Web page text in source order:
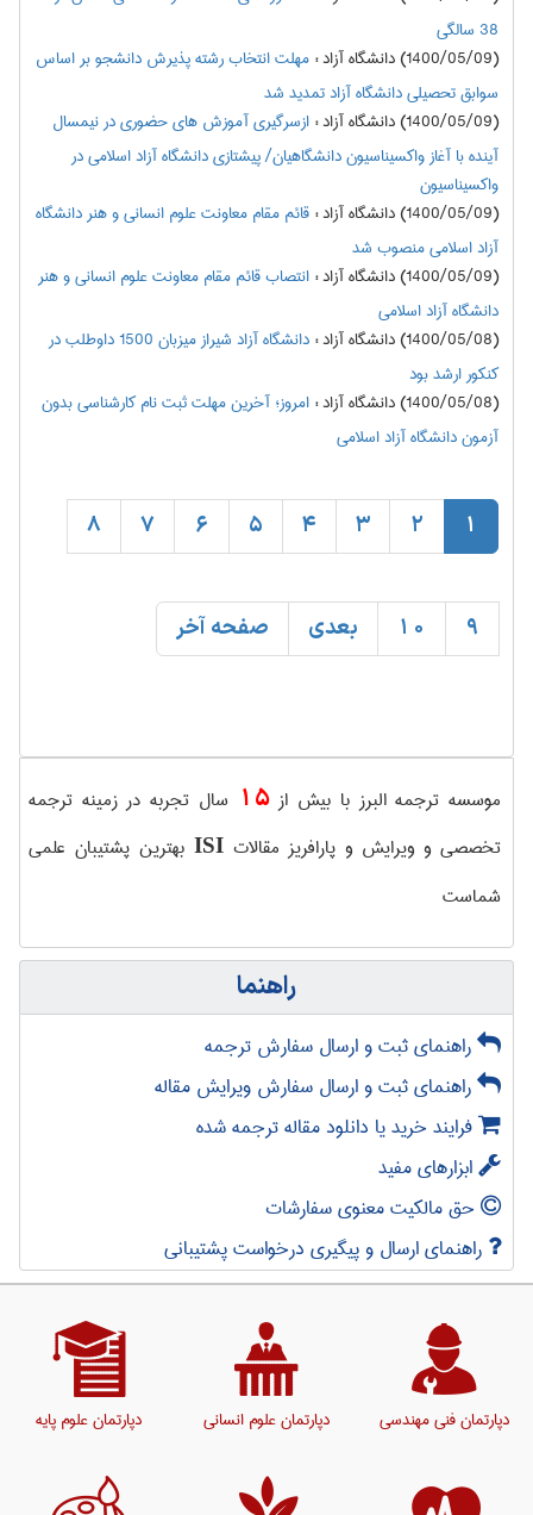
38 سالگی
(1400/05/09) دانشگاه آزاد
:مهلت انتخاب رشته پذیرش دانشجو بر اساس
سوابق تحصیلی دانشگاه آزاد تمدید شد
(1400/05/09) دانشگاه آزاد
:ازسرگیری آموزش های حضوری در نیمسال
آینده با آغاز واکسیناسیون دانشگاهیان/ پیشتازی دانشگاه آزاد اسلامی در
واکسیناسیون
(1400/05/09) دانشگاه آزاد
:قائم مقام معاونت علوم انسانی و هنر دانشگاه
آزاد اسلامی منصوب شد
(1400/05/09) دانشگاه آزاد
:انتصاب قائم مقام معاونت علوم انسانی و هنر
دانشگاه آزاد اسلامی
(1400/05/08) دانشگاه آزاد
:
دانشگاه آزاد شیراز میزبان 1500 داوطلب در
کنکور ارشد بود
(1400/05/08) دانشگاه آزاد
:امروز؛ آخرین مهلت ثبت نام کارشناسی بدون
آزمون دانشگاه آزاد اسلامی
1
2
3
4
5
6
7
8
9
10 بعدی صفحه آخر
موسسه ترجمه البرز با بیش از15 سال تجربه در زمینه ترجمه
تخصصی و ویرایش و پارافریز مقالاتISI بهترین پشتیبان علمی
شماست
راهنما
راهنمای ثبت و ارسال سفارش ترجمه
راهنمای ثبت و ارسال سفارش ویرایش مقاله
فرایند خرید یا دانلود مقاله ترجمه شده
ابزارهای مفید
حق مالکیت معنوی سفارشات
راهنمای ارسال و پیگیری درخواست پشتیبانی
دپارتمان فنی مهندسی دپارتمان علوم انسانی دپارتمان علوم پایه